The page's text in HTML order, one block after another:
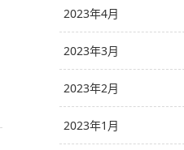
2023年4月
2023年3月
2023年2月
2023年1月